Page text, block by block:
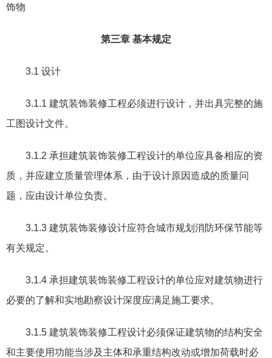
饰物
第三章 基本规定
3.1 设计
3.1.1 建筑装饰装修工程必须进行设计，并出具完整的施
工图设计文件。
3.1.2 承担建筑装饰装修工程设计的单位应具备相应的资
质，并应建立质量管理体系，由于设计原因造成的质量问
题，应由设计单位负责。
3.1.3 建筑装饰装修设计应符合城市规划消防环保节能等
有关规定。
3.1.4 承担建筑装饰装修工程设计的单位应对建筑物进行
必要的了解和实地勘察设计深度应满足施工要求。
3.1.5 建筑装饰装修工程设计必须保证建筑物的结构安全
和主要使用功能当涉及主体和承重结构改动或增加荷载时必